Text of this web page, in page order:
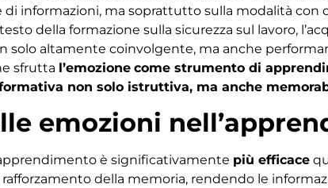
di informazioni, ma soprattutto sulla modalità
della formazione sulla sicurezza sul lavoro,
solo altamente coinvolgente, ma anche
sfrutta l’emozione come strumento di
formativa non solo istruttiva, ma anche
emozioni
è significativamente più efficace
della memoria, rendendo le